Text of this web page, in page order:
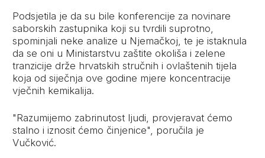
Podsjetila je da su bile konferencije za novinare
saborskih zastupnika koji su tvrdili suprotno,
spominjali neke analize u Njemačkoj, te je istaknula
da se oni u Ministarstvu zaštite okoliša i zelene
tranzicije drže hrvatskih stručnih i ovlaštenih tijela
koja od siječnja ove godine mjere koncentracije
vječnih kemikalija.
"Razumijemo zabrinutost ljudi, provjeravat ćemo
stalno i iznosit ćemo činjenice", poručila je
Vučković.